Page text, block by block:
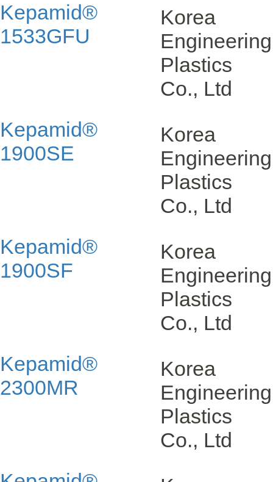
Kepamid®
1533GFU
Korea
Engineering
Plastics
Co., Ltd
Kepamid®
1900SE
Korea
Engineering
Plastics
Co., Ltd
Kepamid®
1900SF
Korea
Engineering
Plastics
Co., Ltd
Kepamid®
2300MR
Korea
Engineering
Plastics
Co., Ltd